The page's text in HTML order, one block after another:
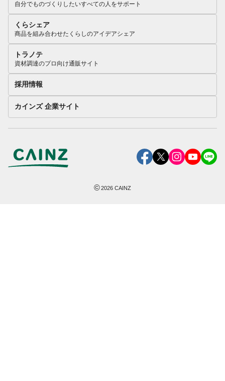
自分でものづくりしたいすべての人をサポート
くらシェア
商品を組み合わせたくらしのアイデアシェア
トラノテ
資材調達のプロ向け通販サイト
採用情報
カインズ 企業サイト
©2026 CAINZ